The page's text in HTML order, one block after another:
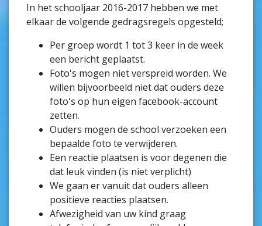
In het schooljaar 2016-2017 hebben we met
elkaar de volgende gedragsregels opgesteld;
Per groep wordt 1 tot 3 keer in de week
een bericht geplaatst.
Foto's mogen niet verspreid worden. We
willen bijvoorbeeld niet dat ouders deze
foto's op hun eigen facebook-account
zetten.
Ouders mogen de school verzoeken een
bepaalde foto te verwijderen.
Een reactie plaatsen is voor degenen die
dat leuk vinden (is niet verplicht)
We gaan er vanuit dat ouders alleen
positieve reacties plaatsen.
Afwezigheid van uw kind graag